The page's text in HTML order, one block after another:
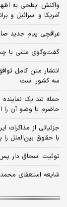
واکنش ابطحی به
آمریکا و اسرائیل و
عراقچی پیام جدید
گفت‌وگوی متنی با
انتشار متن کامل
سه کشور است
حمله تند یک
حاضرم با وضو آن را
جزئیاتی از مذاکرات
با حقوق بین‌الملل را
توئیت اسحاق دار
شایعه استعفای